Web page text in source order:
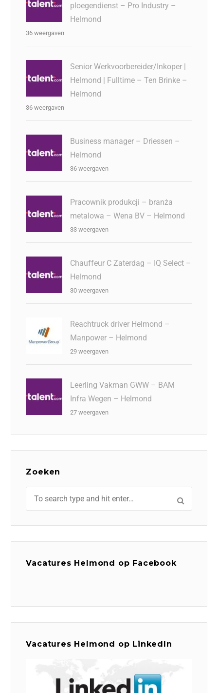
ploegendienst – Pro Industry –
Helmond
36 weergaven
Senior Werkvoorbereider/Inkoper |
Helmond | Fulltime – Ten Brinke –
Helmond
36 weergaven
Business manager – Driessen –
Helmond
36 weergaven
Pracownik produkcji – branża
metalowa – Wena BV – Helmond
33 weergaven
Chauffeur C Zaterdag – IQ Select –
Helmond
30 weergaven
Reachtruck driver Helmond –
Manpower – Helmond
29 weergaven
Leerling Vakman GWW – BAM
Infra Wegen – Helmond
27 weergaven
Zoeken
Vacatures Helmond op Facebook
Vacatures Helmond op LinkedIn